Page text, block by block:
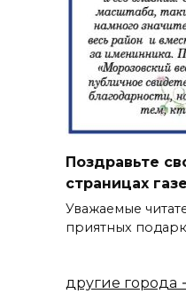
Поздравьте
страницах
Уважаемые
приятных
другие